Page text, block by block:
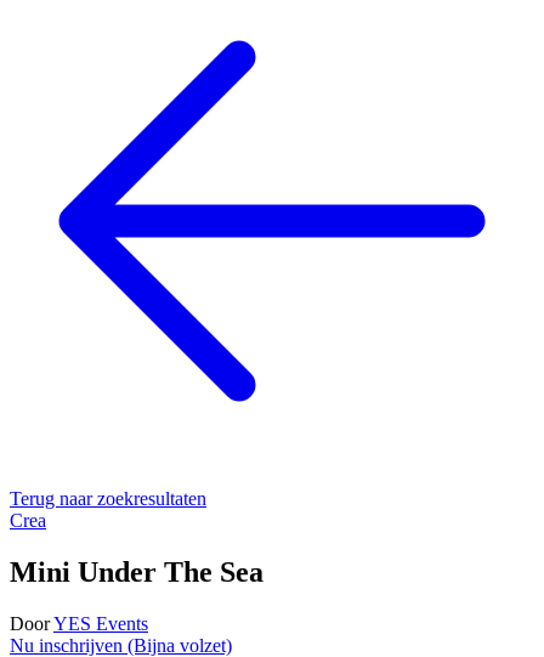
Terug naar zoekresultaten
Crea
Mini Under The Sea
DoorYES Events
Nu inschrijven (Bijna volzet)